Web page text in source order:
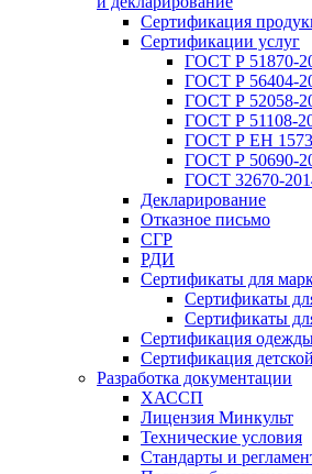
Сертификация
Сертификации услуг
ГОСТ Р 51870-
ГОСТ Р 56404-
ГОСТ Р 52058-
ГОСТ Р 51108-
ГОСТ Р ЕН
ГОСТ Р 50690-
ГОСТ 32670-
Декларирование
Отказное письмо
СГР
РДИ
Сертификаты для
Сертификаты
Сертификаты
Сертификация
Сертификация
Разработка документации
ХАССП
Лицензия Минкульт
Технические условия
Стандарты и